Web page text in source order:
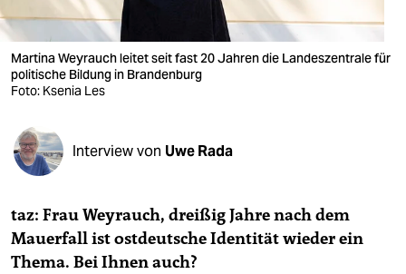
verlag
veranstaltungen
fragen & hilfe
abo
genossenschaft
Martina Weyrauch leitet seit fast 20 Jahren die Landeszentrale für
politische Bildung in Brandenburg
Foto: Ksenia Les
Interview von Uwe Rada
taz: Frau Weyrauch, dreißig Jahre nach dem
Mauerfall ist ostdeutsche Identität wieder ein
Thema. Bei Ihnen auch?